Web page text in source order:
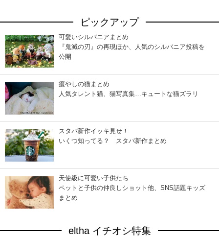
ピックアップ
可愛いシルバニアまとめ
『鬼滅の刃』の再現ほか、人気のシルバニア投稿を
公開
癒やしの猫まとめ
人気タレント猫、猫写真集…キュートな猫ズラリ
スタバ新作イッキ見せ！
いくつ知ってる？ スタバ新作まとめ
天使級に可愛い子供たち
ペットと子供の仲良しショット他、SNS話題キッズ
まとめ
eltha イチオシ特集